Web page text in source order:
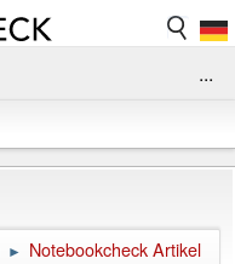
...
► Notebookcheck Artikel